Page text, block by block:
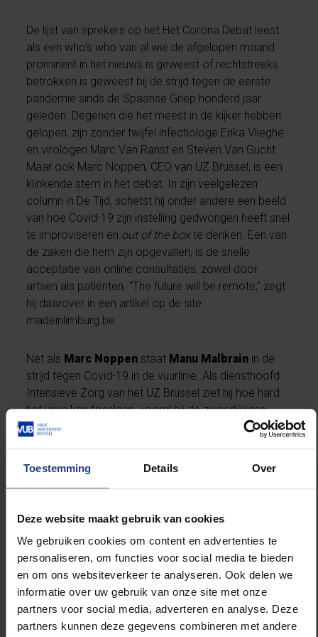
Toestemming Details Over
Deze website maakt gebruik van cookies
We gebruiken cookies om content en advertenties te
personaliseren, om functies voor social media te bieden
en om ons websiteverkeer te analyseren. Ook delen we
informatie over uw gebruik van onze site met onze
partners voor social media, adverteren en analyse. Deze
partners kunnen deze gegevens combineren met andere
De lijst van sprekers op het Het Corona Debat leest
als een who’s who van al wie de afgelopen maand
prominent in het nieuws is geweest of rechtstreeks
betrokken is geweest bij de strijd tegen de eerste
pandemie sinds de Spaanse Griep honderd jaar
geleden. Degenen die het meest in de kijker hebben
gelopen, zijn zonder twijfel infectiologe Erika Vlieghe
en virologen Marc Van Ranst en Steven Van Gucht.
Maar ook Marc Noppen, CEO van UZ Brussel, is een
klinkende stem in het debat. In zijn veelgelezen
column in De Tijd, schetst hij onder andere een beeld
van hoe Covid-19 zijn instelling gedwongen heeft snel
te improviseren en out of the boxte denken. Een van
de zaken die hem zijn opgevallen, is de snelle
acceptatie van online consultaties, zowel door
artsen als patiënten. “The future will be remote,” zegt
hij daarover in een artikel op de site
madeinlimburg.be.
Net als Marc Noppen staat Manu Malbrain in de
strijd tegen Covid-19 in de vuurlinie. Als diensthoofd
Intensieve Zorg van het UZ Brussel ziet hij hoe hard
het virus kan toeslaan, vooral bij de zwaarlijvigen
onder de patiënten op zijn afdeling. “Ik vrees voor
ziet een blijvende invloed van Covid-19 op de
“Hervormingen in de gezondheidszorg zullen
versnellen,” weet hij. Met zijn opinie dat het primaat
van de gezondheid op economie een goede keuze is
geweest, verdedigt hij de lockdown die we (bijna)
achter de rug hebben. Iets wat nationale ministers en